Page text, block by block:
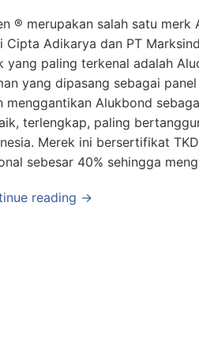
® merupakan salah satu
Cipta Adikarya dan PT
yang paling terkenal adalah
yang dipasang sebagai
menggantikan Alukbond
terlengkap, paling
Merek ini bersertifikat
sebesar 40% sehingga
reading →